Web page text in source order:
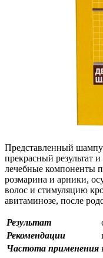
Представленный
прекрасный результат
лечебные компоненты
розмарина и арники,
волос и стимуляцию
авитаминозе, после
Результат
Рекомендации
Частота применения